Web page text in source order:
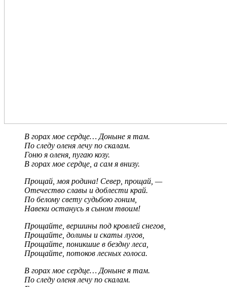
В горах мое сердце… Доныне я там.
По следу оленя лечу по скалам.
Гоню я оленя, пугаю козу.
В горах мое сердце, а сам я внизу.
Прощай, моя родина! Север, прощай, —
Отечество славы и доблести край.
По белому свету судьбою гоним,
Навеки останусь я сыном твоим!
Прощайте, вершины под кровлей снегов,
Прощайте, долины и скаты лугов,
Прощайте, поникшие в бездну леса,
Прощайте, потоков лесных голоса.
В горах мое сердце… Доныне я там.
По следу оленя лечу по скалам.